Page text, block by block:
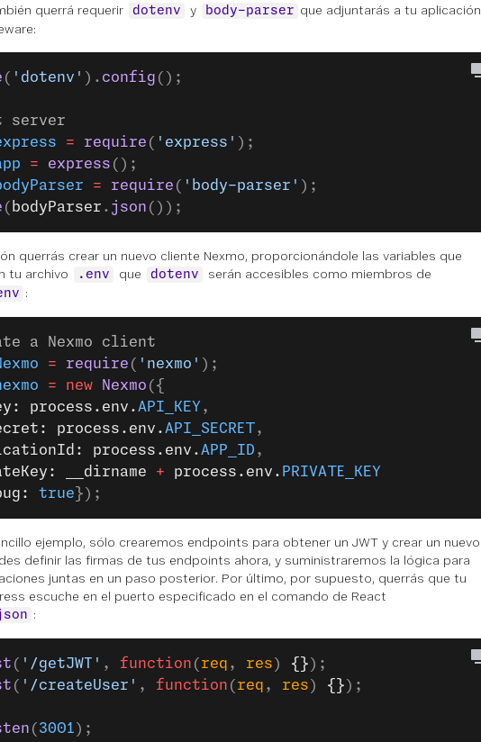
querrá requerir
dotenv y body-parser que adjuntarás a tu aplicación
( 'dotenv' ). config ();
= require ( 'express' );
= express ();
= require ( 'body-parser' );
( bodyParser . json ());
querrás crear un nuevo cliente Nexmo, proporcionándole las variables que
tu archivo
.env que dotenv serán accesibles como miembros de
:
a Nexmo client
= require ( 'nexmo' );
= new Nexmo ({
process.env.
API_KEY ,
process.env.
API_SECRET,
process.env.
APP_ID ,
__dirname
+ process.env. PRIVATE_KEY
true });
ejemplo, sólo crearemos endpoints para obtener un JWT y crear un nuevo
definir las firmas de tus endpoints ahora, y suministraremos la lógica para
juntas en un paso posterior. Por último, por supuesto, querrás que tu
escuche en el puerto especificado en el comando de React
:
( '/getJWT' , function ( req , res ) {} );
( '/createUser' , function ( req , res ) {} );
( 3001 );